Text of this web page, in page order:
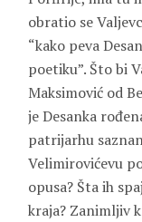
obratio se
“kako peva
poetiku”. Što bi
Maksimović od
je Desanka
patrijarhu
Velimirovićevu
opusa? Šta ih
kraja? Zanimljiv